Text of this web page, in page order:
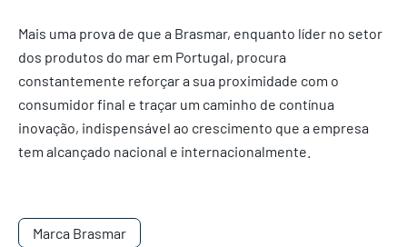
Mais uma prova de que a Brasmar, enquanto líder no setor
dos produtos do mar em Portugal, procura
constantemente reforçar a sua proximidade com o
consumidor final e traçar um caminho de contínua
inovação, indispensável ao crescimento que a empresa
tem alcançado nacional e internacionalmente.
Marca Brasmar